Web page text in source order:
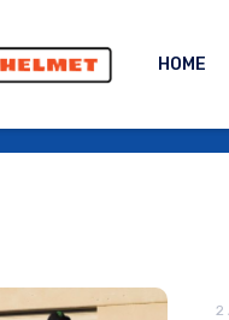
HOME
2